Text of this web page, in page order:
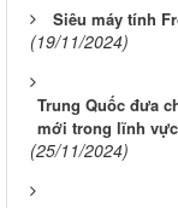
Siêu máy tính
(19/11/2024)
Trung Quốc đưa
mới trong lĩnh
(25/11/2024)